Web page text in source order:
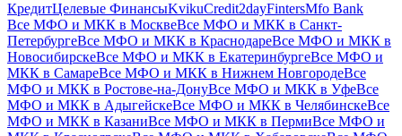
КредитЦелевые ФинансыKvikuCredit2dayFintersMfo Bank
Все МФО и МКК в МосквеВсе МФО и МКК в Санкт-
ПетербургеВсе МФО и МКК в КраснодареВсе МФО и МКК в
НовосибирскеВсе МФО и МКК в ЕкатеринбургеВсе МФО и
МКК в СамареВсе МФО и МКК в Нижнем НовгородеВсе
МФО и МКК в Ростове-на-ДонуВсе МФО и МКК в УфеВсе
МФО и МКК в АдыгейскеВсе МФО и МКК в ЧелябинскеВсе
МФО и МКК в КазаниВсе МФО и МКК в ПермиВсе МФО и